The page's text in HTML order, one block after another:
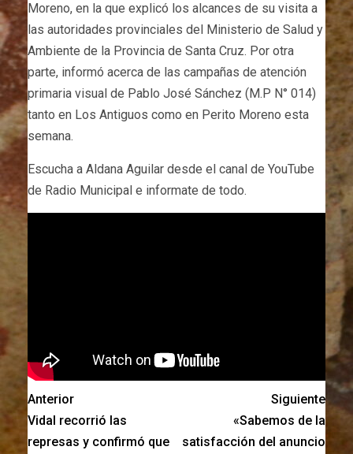
Moreno, en la que explicó los alcances de su visita a
las autoridades provinciales del Ministerio de Salud y
Ambiente de la Provincia de Santa Cruz. Por otra
parte, informó acerca de las campañas de atención
primaria visual de Pablo José Sánchez (M.P N° 014)
tanto en Los Antiguos como en Perito Moreno esta
semana.
Escucha a Aldana Aguilar desde el canal de YouTube
de Radio Municipal e informate de todo.
Anterior
Vidal recorrió las
represas y confirmó que
Siguiente
«Sabemos de la
satisfacción del anuncio